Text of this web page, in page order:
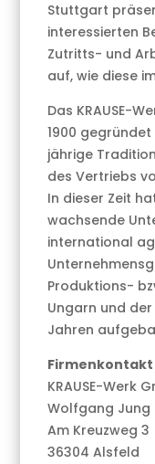
Stuttgart
interessierten
Zutritts- und
auf, wie diese
Das KRAUSE-
1900
jährige
des Vertriebs
In dieser Zeit
wachsende
international
Produktions-
Ungarn und
Jahren
Firmenkontakt
KRAUSE-Werk
Wolfgang Jung
Am Kreuzweg 3
36304 Alsfeld